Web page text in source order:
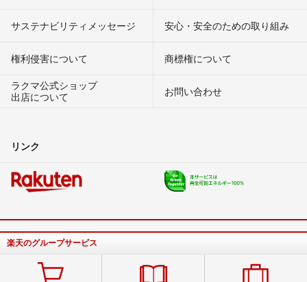
サステナビリティメッセージ 安心・安全のための取り組み
権利侵害について
商標権について
ラクマ公式ショップ
出店について
お問い合わせ
リンク
楽天のグループサービス